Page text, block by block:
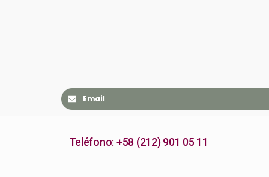
Email
Teléfono: +58 (212) 901 05 11